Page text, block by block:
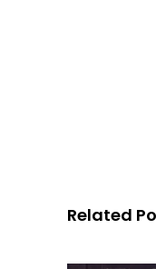
Related